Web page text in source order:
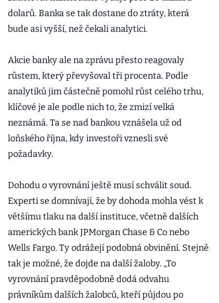
dolarů. Banka se tak dostane do ztráty, která
bude asi vyšší, než čekali analytici.
Akcie banky ale na zprávu přesto reagovaly
růstem, který převyšoval tři procenta. Podle
analytiků jim částečně pomohl růst celého trhu,
klíčové je ale podle nich to, že zmizí velká
neznámá. Ta se nad bankou vznášela už od
loňského října, kdy investoři vznesli své
požadavky.
Dohodu o vyrovnání ještě musí schválit soud.
Experti se domnívají, že by dohoda mohla vést k
většímu tlaku na další instituce, včetně dalších
amerických bank JPMorgan Chase & Co nebo
Wells Fargo. Ty odrážejí podobná obvinění. Stejně
tak je možné, že dojde na další žaloby. „To
vyrovnání pravděpodobně dodá odvahu
právníkům dalších žalobců, kteří půjdou po